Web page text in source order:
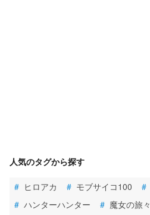
人気のタグから探す
# ヒロアカ # モブサイコ100 #
# ハンターハンター # 魔女の旅々